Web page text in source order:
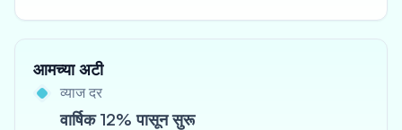
आमच्या अटी
व्याज दर
वार्षिक 12% पासून सुरू